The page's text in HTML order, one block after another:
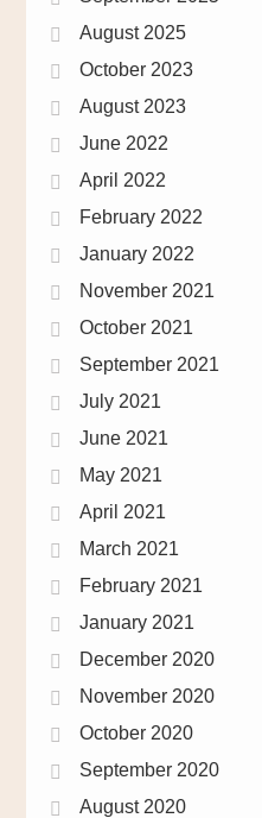
August 2025
October 2023
August 2023
June 2022
April 2022
February 2022
January 2022
November 2021
October 2021
September 2021
July 2021
June 2021
May 2021
April 2021
March 2021
February 2021
January 2021
December 2020
November 2020
October 2020
September 2020
August 2020